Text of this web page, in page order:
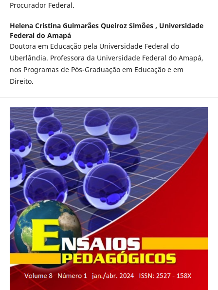
Procurador Federal.
Helena Cristina Guimarães Queiroz Simões , Universidade
Federal do Amapá
Doutora em Educação pela Universidade Federal do
Uberlândia. Professora da Universidade Federal do Amapá,
nos Programas de Pós-Graduação em Educação e em
Direito.